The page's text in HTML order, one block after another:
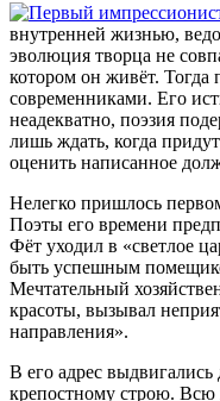
внутренней жизнью,
эволюция творца не
котором он живёт. Тогда
современниками. Его
неадекватно, поэзия
лишь ждать, когда
оценить написанное
Нелегко пришлось
Поэты его времени
Фёт уходил в «светлое
быть успешным
Мечтательный
красоты, вызывал
направления».
В его адрес
крепостному строю.